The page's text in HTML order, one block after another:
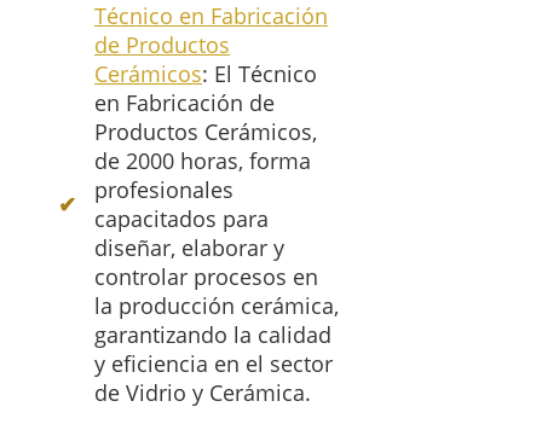
Técnico en Fabricación
de Productos
Cerámicos: El Técnico
en Fabricación de
Productos Cerámicos,
de 2000 horas, forma
profesionales
capacitados para
diseñar, elaborar y
controlar procesos en
la producción cerámica,
garantizando la calidad
y eficiencia en el sector
de Vidrio y Cerámica.